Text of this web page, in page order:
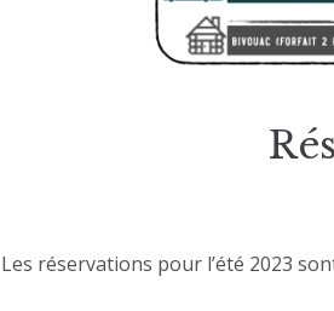
Les réservations pour l’été 2023